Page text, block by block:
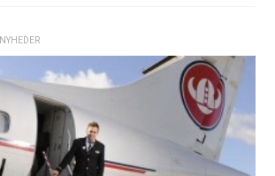
NYHEDER